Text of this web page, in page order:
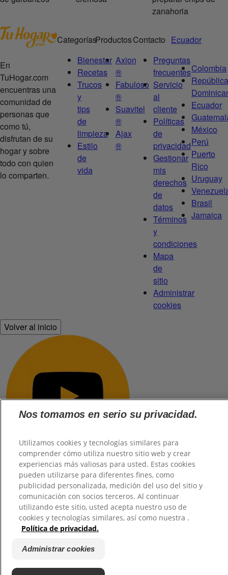
zanahoria
En
TuHogar.com
encuentras una
comunidad de
personas que
como tú,
disfrutan de su
hogar y sobre
todo con quien
lo comparten.
Categorías
Bienestar
Recetas
Trucos
y
tips
de
limpieza
Estilo
de
vida
Productos
Axion
®
Fabuloso
®
Suavitel
®
Ajax
®
Contacto
Preguntas
frecuentes
Servicio
al
cliente
Políticas
de
privacidad
Gestionar
mis
derechos
de
datos
Términos
y
condiciones
Mapa
de
sitio
Administrar
cookies
Ecuador
Colombia
República
Ecuador
México
Perú
Puerto
Rico
Uruguay
Brasil
Jamaica
Volver al inicio
@2026 TuHogar. Todos los derechos reservados.
Nos tomamos en serio su privacidad.
Utilizamos cookies y tecnologías similares para
comprender cómo utiliza nuestro sitio web y crear
experiencias más valiosas para usted. Estas cookies
pueden utilizarse para diferentes fines, como
publicidad personalizada, medición del uso del sitio y
comunicación con socios terceros. Al continuar
utilizando este sitio, usted acepta nuestro uso de
cookies y tecnologías similares, así como nuestra .
Política de privacidad.
Administrar cookies